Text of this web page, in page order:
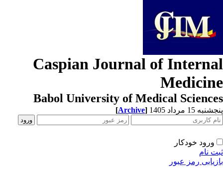
Caspian Journal of
Babol University of Medical
15 مرداد 1405 [Archive]
ورود خودکار
نام
رمز عبور